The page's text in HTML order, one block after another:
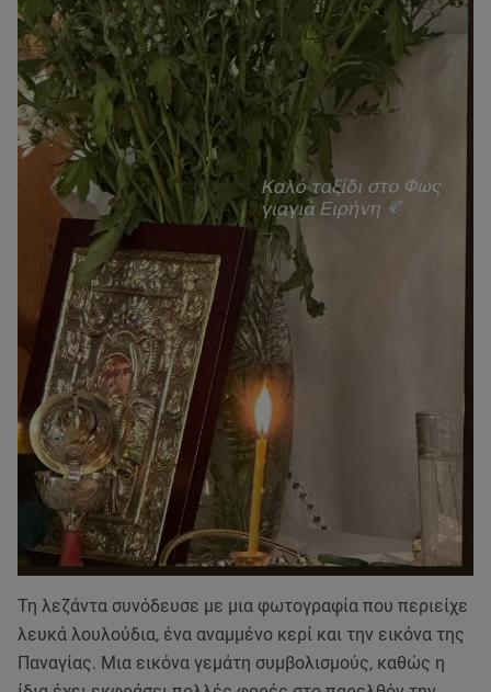
Τη λεζάντα συνόδευσε με μια φωτογραφία που περιείχε
λευκά λουλούδια, ένα αναμμένο κερί και την εικόνα της
Παναγίας. Mια εικόνα γεμάτη συμβολισμούς, καθώς η